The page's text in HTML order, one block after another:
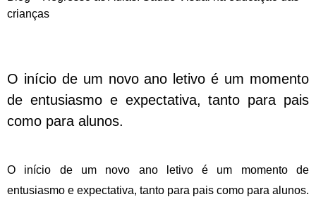
crianças
O início de um novo ano letivo é um momento
de entusiasmo e expectativa, tanto para pais
como para alunos.
O início de um novo ano letivo é um momento de
entusiasmo e expectativa, tanto para pais como para alunos.